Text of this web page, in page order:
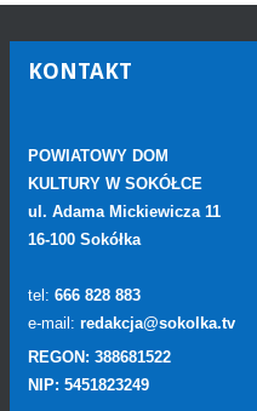
KONTAKT
POWIATOWY DOM
KULTURY W SOKÓŁCE
ul. Adama Mickiewicza 11
16-100 Sokółka
tel: 666 828 883
e-mail: redakcja@sokolka.tv
REGON: 388681522
NIP: 5451823249